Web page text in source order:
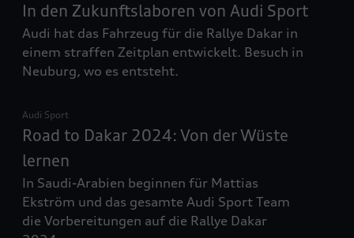
In den Zukunftslaboren von Audi Sport
Audi hat das Fahrzeug für die Rallye Dakar in
einem straffen Zeitplan entwickelt. Besuch in
Neuburg, wo es entsteht.
Audi Sport
Road to Dakar 2024: Von der Wüste
lernen
In Saudi-Arabien beginnen für Mattias
Ekström und das gesamte Audi Sport Team
die Vorbereitungen auf die Rallye Dakar